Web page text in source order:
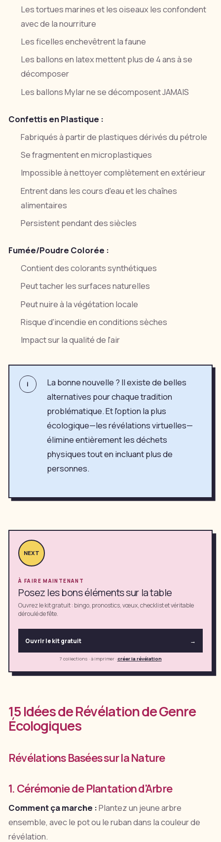
Les tortues marines et les oiseaux les confondent
avec de la nourriture
Les ficelles enchevêtrent la faune
Les ballons en latex mettent plus de 4 ans à se
décomposer
Les ballons Mylar ne se décomposent JAMAIS
Confettis en Plastique :
Fabriqués à partir de plastiques dérivés du pétrole
Se fragmentent en microplastiques
Impossible à nettoyer complètement en extérieur
Entrent dans les cours d'eau et les chaînes
alimentaires
Persistent pendant des siècles
Fumée/Poudre Colorée :
Contient des colorants synthétiques
Peut tacher les surfaces naturelles
Peut nuire à la végétation locale
Risque d'incendie en conditions sèches
Impact sur la qualité de l'air
i
La bonne nouvelle ? Il existe de belles
alternatives pour chaque tradition
problématique. Et l'option la plus
écologique—les révélations virtuelles—
élimine entièrement les déchets
physiques tout en incluant plus de
personnes.
NEXT
À FAIRE MAINTENANT
Posez les bons éléments sur la table
Ouvrez le kit gratuit : bingo, pronostics, vœux, checklist et véritable
déroulé de fête.
Ouvrir le kit gratuit →
7 collections · à imprimer·créer la révélation
15 Idées de Révélation de Genre
Écologiques
Révélations Basées sur la Nature
1. Cérémonie de Plantation d'Arbre
Comment ça marche :Plantez un jeune arbre
ensemble, avec le pot ou le ruban dans la couleur de
révélation.